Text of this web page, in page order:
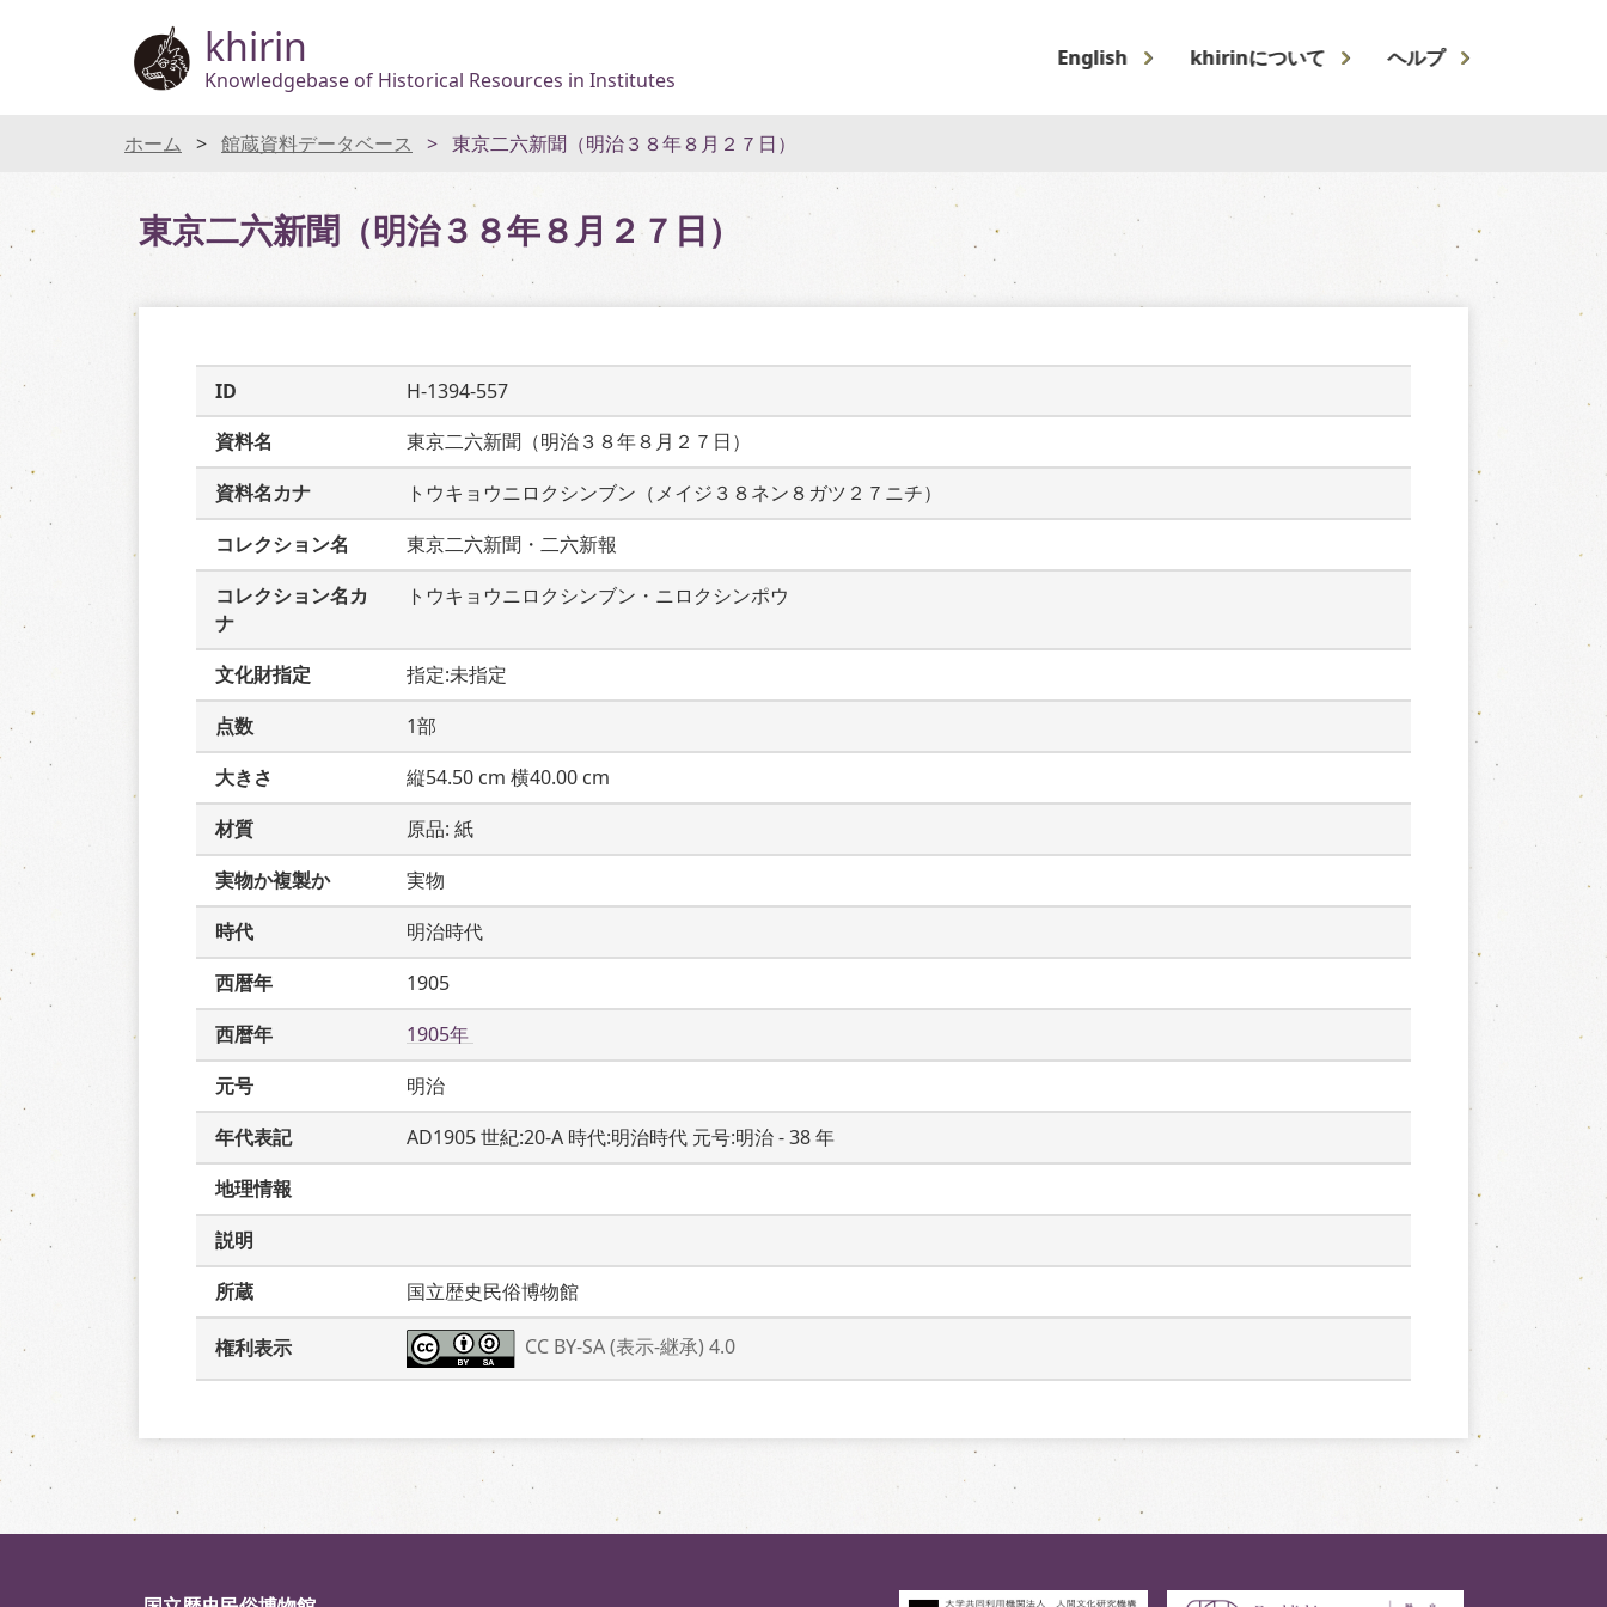
khirin
Knowledgebase of Historical Resources in Institutes
English khirinについて ヘルプ
ホーム 館蔵資料データベース 東京二六新聞（明治３８年８月２７日）
東京二六新聞（明治３８年８月２７日）
ID
H-1394-557
資料名
東京二六新聞（明治３８年８月２７日）
資料名カナ
トウキョウニロクシンブン（メイジ３８ネン８ガツ２７ニチ）
コレクション名
東京二六新聞・二六新報
コレクション名カ
ナ
トウキョウニロクシンブン・ニロクシンポウ
文化財指定
指定:未指定
点数
1部
大きさ
縦54.50 cm 横40.00 cm
材質
原品: 紙
実物か複製か
実物
時代
明治時代
西暦年
1905
西暦年
1905年
元号
明治
年代表記
AD1905 世紀:20-A 時代:明治時代 元号:明治 - 38 年
地理情報
説明
所蔵
国立歴史民俗博物館
権利表示 CC BY-SA (表示-継承) 4.0